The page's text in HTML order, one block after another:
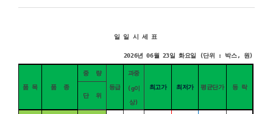
일 일 시 세 표
2026년 06월 23일 화요일 (단위 : 박스, 원)
품 목 품 종
중 량
등급
과중
최고가 최저가 평균단가
등 락
단 위
(g이
상)